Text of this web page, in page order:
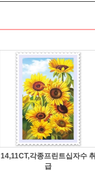
14,11CT,각종프린트십자수 취
급